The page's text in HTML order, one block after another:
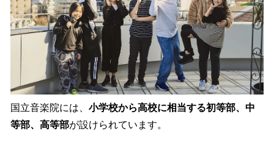
国立音楽院には、 小学校から高校に相当する初等部、中
等部、高等部が設けられています。